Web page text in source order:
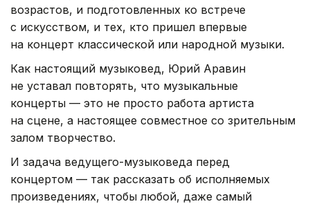
возрастов, и подготовленных ко встрече
с искусством, и тех, кто пришел впервые
на концерт классической или народной музыки.
Как настоящий музыковед, Юрий Аравин
не уставал повторять, что музыкальные
концерты — это не просто работа артиста
на сцене, а настоящее совместное со зрительным
залом творчество.
И задача ведущего-музыковеда перед
концертом — так рассказать об исполняемых
произведениях, чтобы любой, даже самый